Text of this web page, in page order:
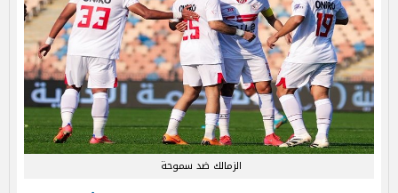
الزمالك ضد سموحة